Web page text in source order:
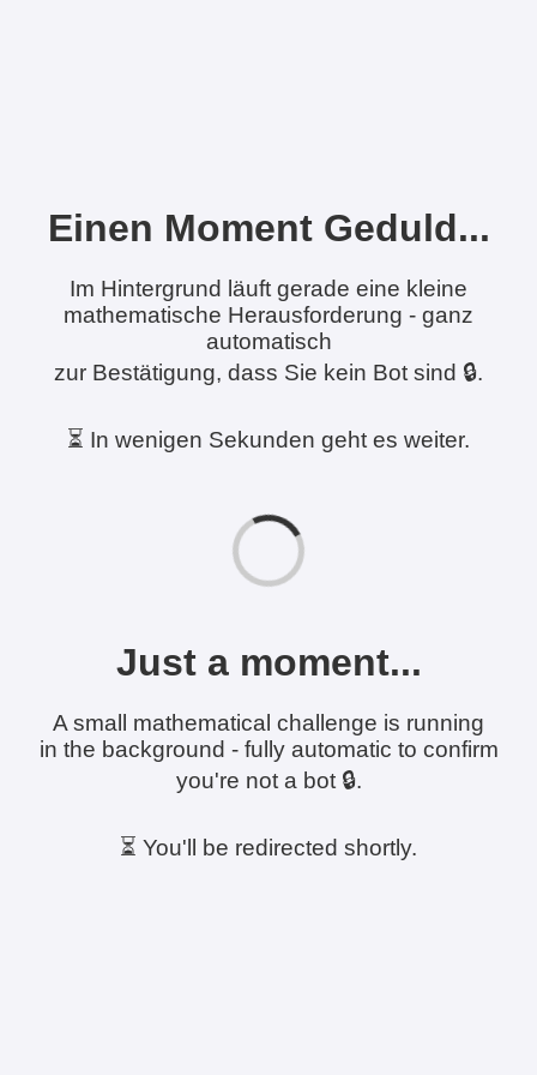
Einen Moment Geduld...
Im Hintergrund läuft gerade eine kleine
mathematische Herausforderung - ganz
automatisch
zur Bestätigung, dass Sie kein Bot sind 🔒.
⏳ In wenigen Sekunden geht es weiter.
Just a moment...
A small mathematical challenge is running
in the background - fully automatic to confirm
you're not a bot 🔒.
⏳ You'll be redirected shortly.